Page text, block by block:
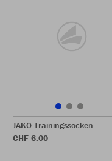
JAKO Trainingssocken
CHF 6.00